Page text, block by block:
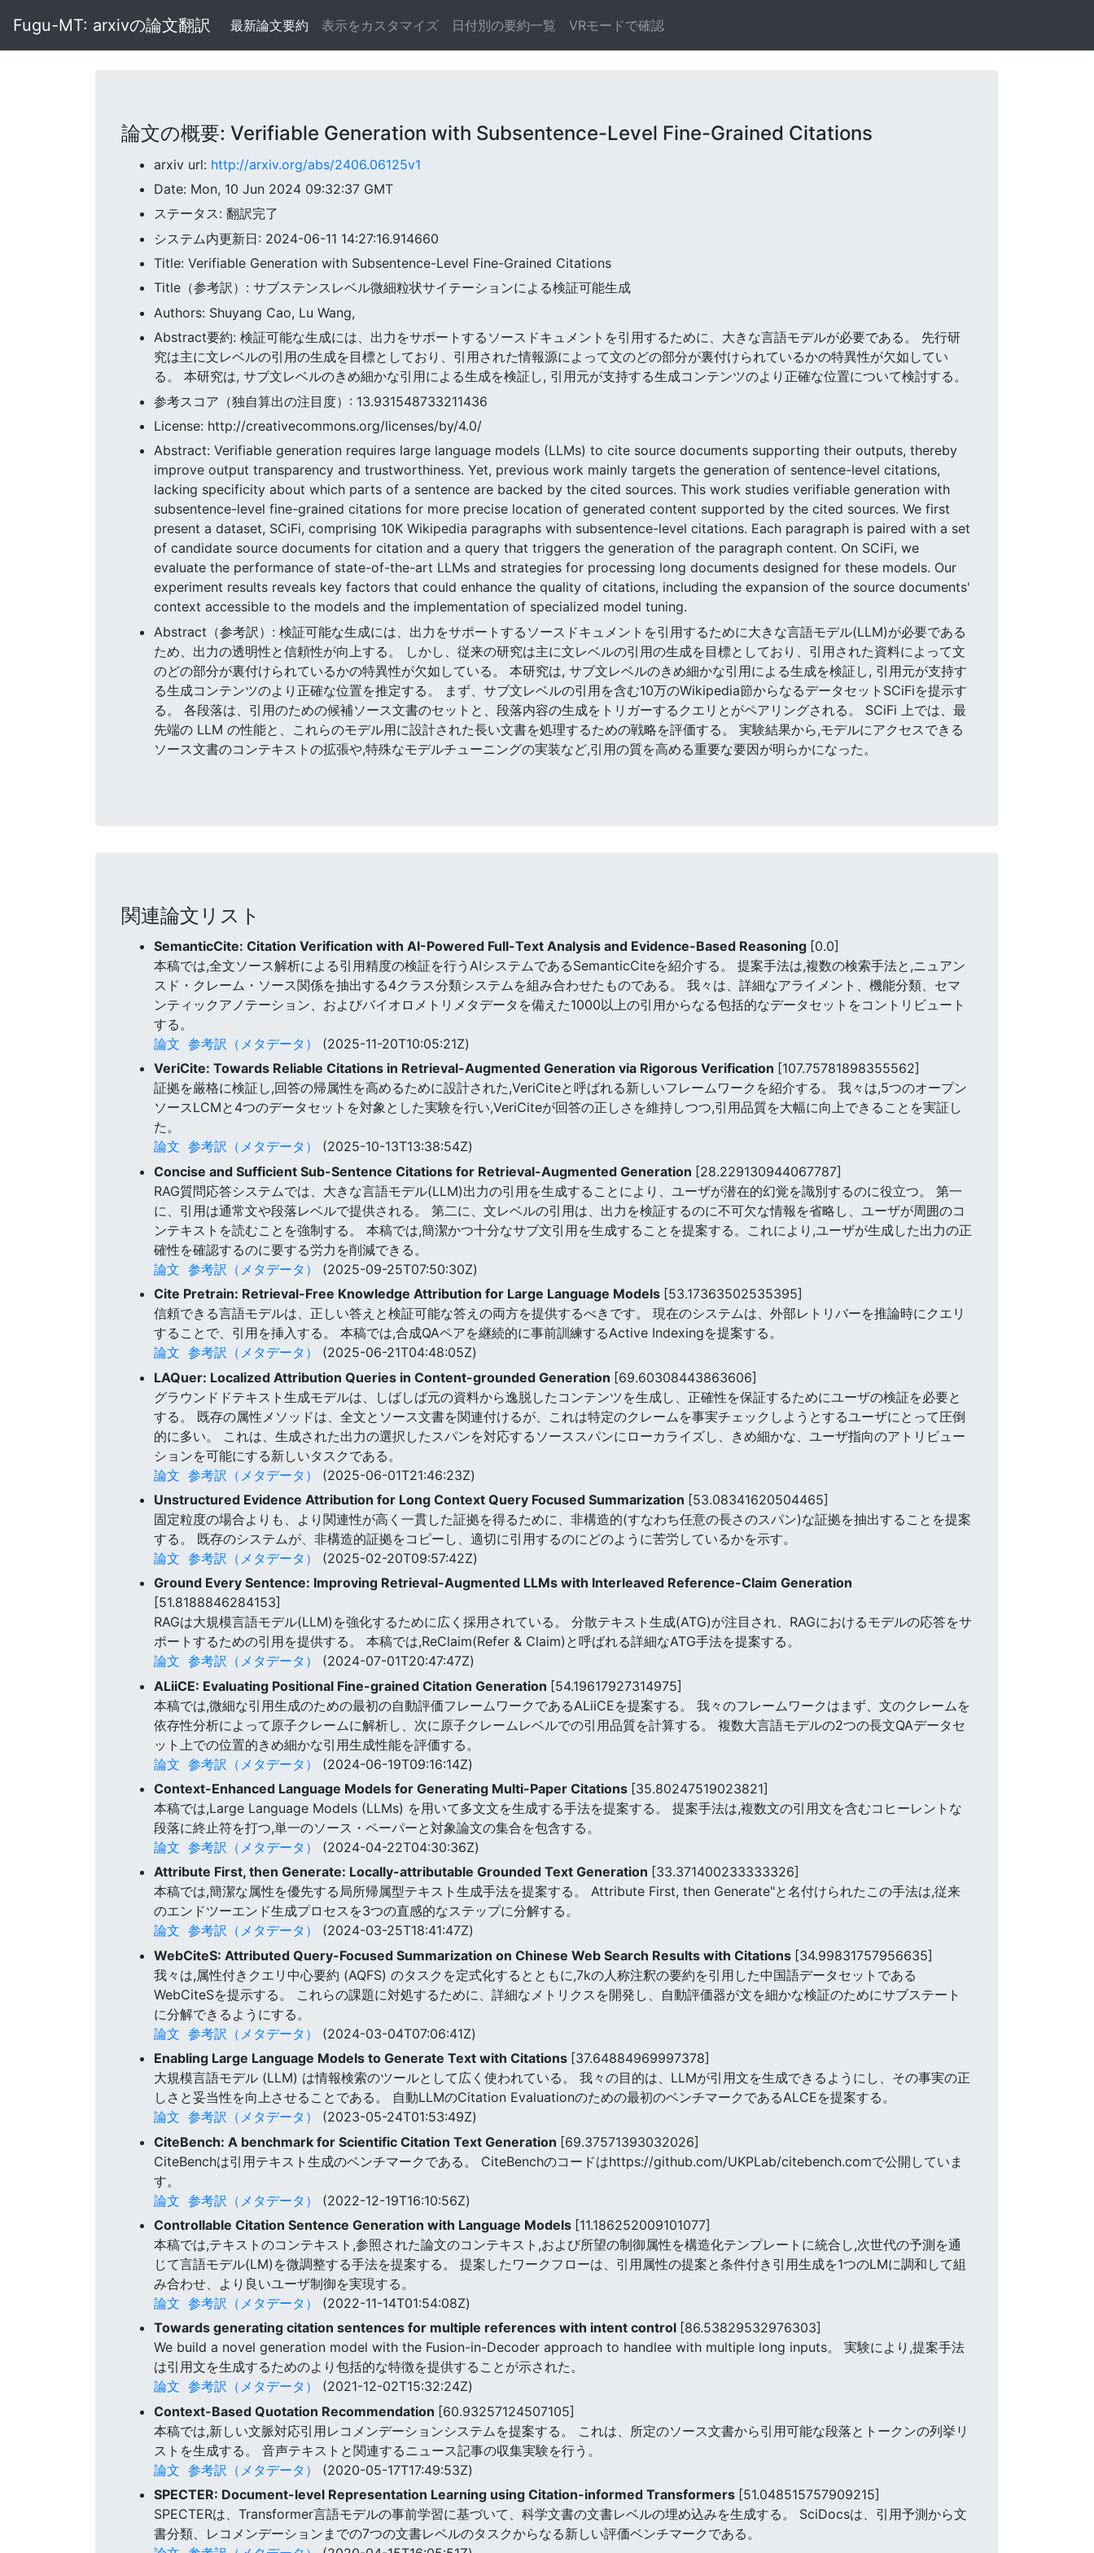
Fugu-MT: arxivの論文翻訳 最新論文要約 表示をカスタマイズ 日付別の要約一覧 VRモードで確認
論文の概要: Verifiable Generation with Subsentence-Level Fine-Grained Citations
arxiv url: http://arxiv.org/abs/2406.06125v1
Date: Mon, 10 Jun 2024 09:32:37 GMT
ステータス: 翻訳完了
システム内更新日: 2024-06-11 14:27:16.914660
Title: Verifiable Generation with Subsentence-Level Fine-Grained Citations
Title（参考訳）: サブステンスレベル微細粒状サイテーションによる検証可能生成
Authors: Shuyang Cao, Lu Wang,
Abstract要約: 検証可能な生成には、出力をサポートするソースドキュメントを引用するために、大きな言語モデルが必要である。 先行研
究は主に文レベルの引用の生成を目標としており、引用された情報源によって文のどの部分が裏付けられているかの特異性が欠如してい
る。 本研究は, サブ文レベルのきめ細かな引用による生成を検証し, 引用元が支持する生成コンテンツのより正確な位置について検討する。
参考スコア（独自算出の注目度）: 13.931548733211436
License: http://creativecommons.org/licenses/by/4.0/
Abstract: Verifiable generation requires large language models (LLMs) to cite source documents supporting their outputs, thereby
improve output transparency and trustworthiness. Yet, previous work mainly targets the generation of sentence-level citations,
lacking specificity about which parts of a sentence are backed by the cited sources. This work studies verifiable generation with
subsentence-level fine-grained citations for more precise location of generated content supported by the cited sources. We first
present a dataset, SCiFi, comprising 10K Wikipedia paragraphs with subsentence-level citations. Each paragraph is paired with a set
of candidate source documents for citation and a query that triggers the generation of the paragraph content. On SCiFi, we
evaluate the performance of state-of-the-art LLMs and strategies for processing long documents designed for these models. Our
experiment results reveals key factors that could enhance the quality of citations, including the expansion of the source documents'
context accessible to the models and the implementation of specialized model tuning.
Abstract（参考訳）: 検証可能な生成には、出力をサポートするソースドキュメントを引用するために大きな言語モデル(LLM)が必要である
ため、出力の透明性と信頼性が向上する。 しかし、従来の研究は主に文レベルの引用の生成を目標としており、引用された資料によって文
のどの部分が裏付けられているかの特異性が欠如している。 本研究は, サブ文レベルのきめ細かな引用による生成を検証し, 引用元が支持す
る生成コンテンツのより正確な位置を推定する。 まず、サブ文レベルの引用を含む10万のWikipedia節からなるデータセットSCiFiを提示す
る。 各段落は、引用のための候補ソース文書のセットと、段落内容の生成をトリガーするクエリとがペアリングされる。 SCiFi 上では、最
先端の LLM の性能と、これらのモデル用に設計された長い文書を処理するための戦略を評価する。 実験結果から,モデルにアクセスできる
ソース文書のコンテキストの拡張や,特殊なモデルチューニングの実装など,引用の質を高める重要な要因が明らかになった。
関連論文リスト
SemanticCite: Citation Verification with AI-Powered Full-Text Analysis and Evidence-Based Reasoning [0.0]
本稿では,全文ソース解析による引用精度の検証を行うAIシステムであるSemanticCiteを紹介する。 提案手法は,複数の検索手法と,ニュアン
スド・クレーム・ソース関係を抽出する4クラス分類システムを組み合わせたものである。 我々は、詳細なアライメント、機能分類、セマ
ンティックアノテーション、およびバイオロメトリメタデータを備えた1000以上の引用からなる包括的なデータセットをコントリビュート
する。
論文 参考訳（メタデータ）
(2025-11-20T10:05:21Z)
VeriCite: Towards Reliable Citations in Retrieval-Augmented Generation via Rigorous Verification [107.75781898355562]
証拠を厳格に検証し,回答の帰属性を高めるために設計された,VeriCiteと呼ばれる新しいフレームワークを紹介する。 我々は,5つのオープン
ソースLCMと4つのデータセットを対象とした実験を行い,VeriCiteが回答の正しさを維持しつつ,引用品質を大幅に向上できることを実証し
た。
論文 参考訳（メタデータ）
(2025-10-13T13:38:54Z)
Concise and Sufficient Sub-Sentence Citations for Retrieval-Augmented Generation [28.229130944067787]
RAG質問応答システムでは、大きな言語モデル(LLM)出力の引用を生成することにより、ユーザが潜在的幻覚を識別するのに役立つ。 第一
に、引用は通常文や段落レベルで提供される。 第二に、文レベルの引用は、出力を検証するのに不可欠な情報を省略し、ユーザが周囲のコ
ンテキストを読むことを強制する。 本稿では,簡潔かつ十分なサブ文引用を生成することを提案する。これにより,ユーザが生成した出力の正
確性を確認するのに要する労力を削減できる。
論文 参考訳（メタデータ）
(2025-09-25T07:50:30Z)
Cite Pretrain: Retrieval-Free Knowledge Attribution for Large Language Models [53.17363502535395]
信頼できる言語モデルは、正しい答えと検証可能な答えの両方を提供するべきです。 現在のシステムは、外部レトリバーを推論時にクエリ
することで、引用を挿入する。 本稿では,合成QAペアを継続的に事前訓練するActive Indexingを提案する。
論文 参考訳（メタデータ）
(2025-06-21T04:48:05Z)
LAQuer: Localized Attribution Queries in Content-grounded Generation [69.60308443863606]
グラウンドドテキスト生成モデルは、しばしば元の資料から逸脱したコンテンツを生成し、正確性を保証するためにユーザの検証を必要と
する。 既存の属性メソッドは、全文とソース文書を関連付けるが、これは特定のクレームを事実チェックしようとするユーザにとって圧倒
的に多い。 これは、生成された出力の選択したスパンを対応するソーススパンにローカライズし、きめ細かな、ユーザ指向のアトリビュー
ションを可能にする新しいタスクである。
論文 参考訳（メタデータ）
(2025-06-01T21:46:23Z)
Unstructured Evidence Attribution for Long Context Query Focused Summarization [53.08341620504465]
固定粒度の場合よりも、より関連性が高く一貫した証拠を得るために、非構造的(すなわち任意の長さのスパン)な証拠を抽出することを提案
する。 既存のシステムが、非構造的証拠をコピーし、適切に引用するのにどのように苦労しているかを示す。
論文 参考訳（メタデータ）
(2025-02-20T09:57:42Z)
Ground Every Sentence: Improving Retrieval-Augmented LLMs with Interleaved Reference-Claim Generation
[51.8188846284153]
RAGは大規模言語モデル(LLM)を強化するために広く採用されている。 分散テキスト生成(ATG)が注目され、RAGにおけるモデルの応答をサ
ポートするための引用を提供する。 本稿では,ReClaim(Refer & Claim)と呼ばれる詳細なATG手法を提案する。
論文 参考訳（メタデータ）
(2024-07-01T20:47:47Z)
ALiiCE: Evaluating Positional Fine-grained Citation Generation [54.19617927314975]
本稿では,微細な引用生成のための最初の自動評価フレームワークであるALiiCEを提案する。 我々のフレームワークはまず、文のクレームを
依存性分析によって原子クレームに解析し、次に原子クレームレベルでの引用品質を計算する。 複数大言語モデルの2つの長文QAデータセ
ット上での位置的きめ細かな引用生成性能を評価する。
論文 参考訳（メタデータ）
(2024-06-19T09:16:14Z)
Context-Enhanced Language Models for Generating Multi-Paper Citations [35.80247519023821]
本稿では,Large Language Models (LLMs) を用いて多文文を生成する手法を提案する。 提案手法は,複数文の引用文を含むコヒーレントな
段落に終止符を打つ,単一のソース・ペーパーと対象論文の集合を包含する。
論文 参考訳（メタデータ）
(2024-04-22T04:30:36Z)
Attribute First, then Generate: Locally-attributable Grounded Text Generation [33.371400233333326]
本稿では,簡潔な属性を優先する局所帰属型テキスト生成手法を提案する。 Attribute First, then Generate"と名付けられたこの手法は,従来
のエンドツーエンド生成プロセスを3つの直感的なステップに分解する。
論文 参考訳（メタデータ）
(2024-03-25T18:41:47Z)
WebCiteS: Attributed Query-Focused Summarization on Chinese Web Search Results with Citations [34.99831757956635]
我々は,属性付きクエリ中心要約 (AQFS) のタスクを定式化するとともに,7kの人称注釈の要約を引用した中国語データセットである
WebCiteSを提示する。 これらの課題に対処するために、詳細なメトリクスを開発し、自動評価器が文を細かな検証のためにサブステート
に分解できるようにする。
論文 参考訳（メタデータ）
(2024-03-04T07:06:41Z)
Enabling Large Language Models to Generate Text with Citations [37.64884969997378]
大規模言語モデル (LLM) は情報検索のツールとして広く使われている。 我々の目的は、LLMが引用文を生成できるようにし、その事実の正
しさと妥当性を向上させることである。 自動LLMのCitation Evaluationのための最初のベンチマークであるALCEを提案する。
論文 参考訳（メタデータ）
(2023-05-24T01:53:49Z)
CiteBench: A benchmark for Scientific Citation Text Generation [69.37571393032026]
CiteBenchは引用テキスト生成のベンチマークである。 CiteBenchのコードはhttps://github.com/UKPLab/citebench.comで公開していま
す。
論文 参考訳（メタデータ）
(2022-12-19T16:10:56Z)
Controllable Citation Sentence Generation with Language Models [11.186252009101077]
本稿では,テキストのコンテキスト,参照された論文のコンテキスト,および所望の制御属性を構造化テンプレートに統合し,次世代の予測を通
じて言語モデル(LM)を微調整する手法を提案する。 提案したワークフローは、引用属性の提案と条件付き引用生成を1つのLMに調和して組
み合わせ、より良いユーザ制御を実現する。
論文 参考訳（メタデータ）
(2022-11-14T01:54:08Z)
Towards generating citation sentences for multiple references with intent control [86.53829532976303]
We build a novel generation model with the Fusion-in-Decoder approach to handlee with multiple long inputs。 実験により,提案手法
は引用文を生成するためのより包括的な特徴を提供することが示された。
論文 参考訳（メタデータ）
(2021-12-02T15:32:24Z)
Context-Based Quotation Recommendation [60.93257124507105]
本稿では,新しい文脈対応引用レコメンデーションシステムを提案する。 これは、所定のソース文書から引用可能な段落とトークンの列挙リ
ストを生成する。 音声テキストと関連するニュース記事の収集実験を行う。
論文 参考訳（メタデータ）
(2020-05-17T17:49:53Z)
SPECTER: Document-level Representation Learning using Citation-informed Transformers [51.048515757909215]
SPECTERは、Transformer言語モデルの事前学習に基づいて、科学文書の文書レベルの埋め込みを生成する。 SciDocsは、引用予測から文
書分類、レコメンデーションまでの7つの文書レベルのタスクからなる新しい評価ベンチマークである。